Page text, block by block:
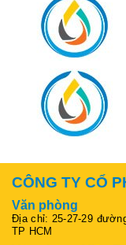
CÔNG TY CỔ
Văn phòng
Địa chỉ: 25-27-29
TP HCM